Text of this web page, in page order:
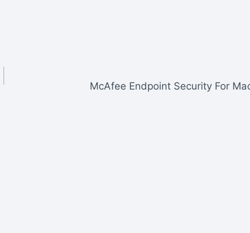
McAfee Endpoint Security For